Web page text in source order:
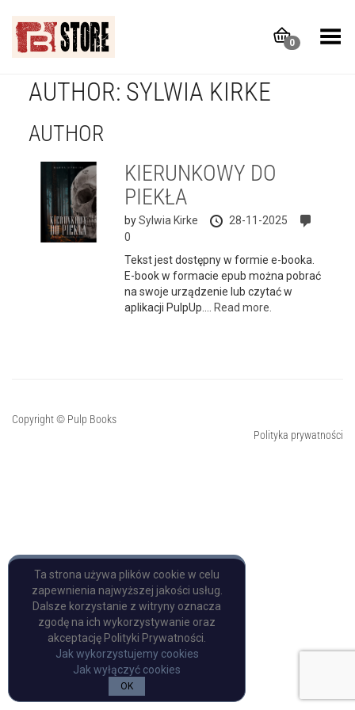
0
Toggle Menu
AUTHOR: SYLWIA KIRKE
AUTHOR
KIERUNKOWY DO
PIEKŁA
bySylwia Kirke
28-11-2025
0
Tekst jest dostępny w formie e-booka.
E-book w formacie epub można pobrać
na swoje urządzenie lub czytać w
aplikacji PulpUp.... Read more.
Copyright © Pulp Books
Polityka prywatności
Ta strona używa plików cookie w celu
zapewnienia najwyższej jakości usług.
Dalsze korzystanie z witryny oznacza
zgodę na ich wykorzystywanie oraz
akceptację Polityki Prywatności.
Jak wykorzystujemy cookies
Jak wyłączyć cookies
OK